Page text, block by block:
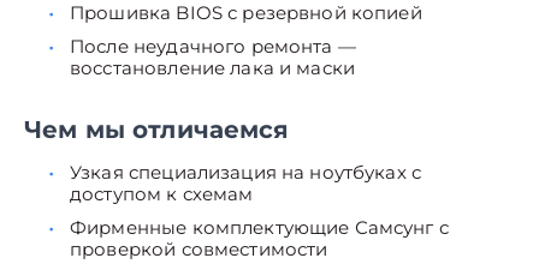
Прошивка BIOS с резервной копией
После неудачного ремонта —
восстановление лака и маски
Чем мы отличаемся
Узкая специализация на ноутбуках с
доступом к схемам
Фирменные комплектующие Самсунг с
проверкой совместимости